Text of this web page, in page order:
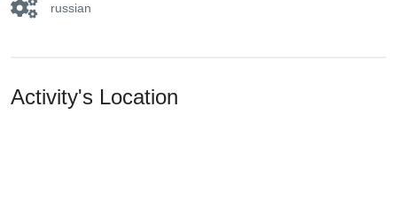
russian
Activity's Location